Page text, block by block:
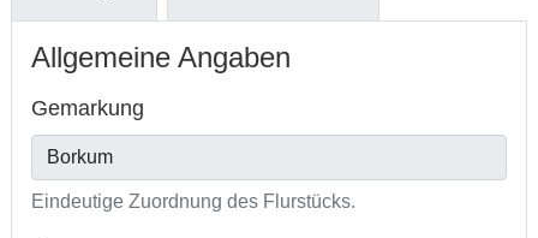
Allgemeine Angaben
Gemarkung
Eindeutige Zuordnung des Flurstücks.